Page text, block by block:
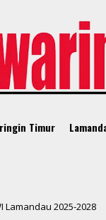
Timur
Lamandau 2025-2028